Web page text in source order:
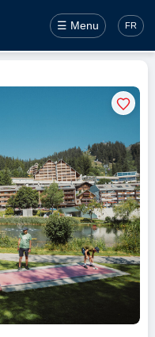
☰ Menu FR